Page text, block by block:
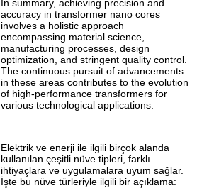
In summary, achieving precision and
accuracy in transformer nano cores
involves a holistic approach
encompassing material science,
manufacturing processes, design
optimization, and stringent quality control.
The continuous pursuit of advancements
in these areas contributes to the evolution
of high-performance transformers for
various technological applications.
Elektrik ve enerji ile ilgili birçok alanda
kullanılan çeşitli nüve tipleri, farklı
ihtiyaçlara ve uygulamalara uyum sağlar.
İşte bu nüve türleriyle ilgili bir açıklama: